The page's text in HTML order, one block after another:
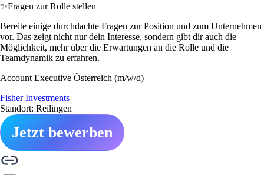
✨Fragen zur Rolle stellen
Bereite einige durchdachte Fragen zur Position und zum Unternehmen
vor. Das zeigt nicht nur dein Interesse, sondern gibt dir auch die
Möglichkeit, mehr über die Erwartungen an die Rolle und die
Teamdynamik zu erfahren.
Account Executive Österreich (m/w/d)
Fisher Investments
Standort: Reilingen
Jetzt bewerben